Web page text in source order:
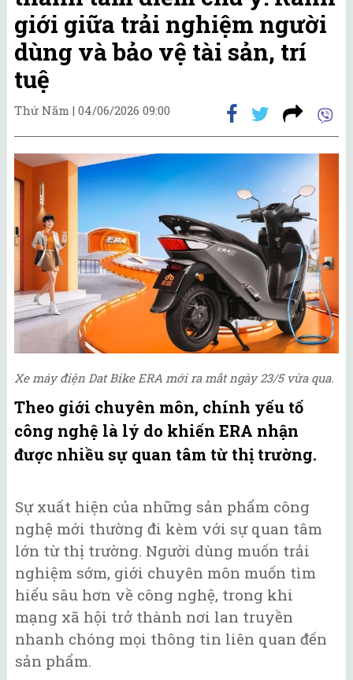
giới giữa trải nghiệm người
dùng và bảo vệ tài sản, trí
tuệ
Thứ Năm | 04/06/2026 09:00
Xe máy điện Dat Bike ERA mới ra mắt ngày 23/5 vừa qua.
Theo giới chuyên môn, chính yếu tố
công nghệ là lý do khiến ERA nhận
được nhiều sự quan tâm từ thị trường.
Sự xuất hiện của những sản phẩm công
nghệ mới thường đi kèm với sự quan tâm
lớn từ thị trường. Người dùng muốn trải
nghiệm sớm, giới chuyên môn muốn tìm
hiểu sâu hơn về công nghệ, trong khi
mạng xã hội trở thành nơi lan truyền
nhanh chóng mọi thông tin liên quan đến
sản phẩm.